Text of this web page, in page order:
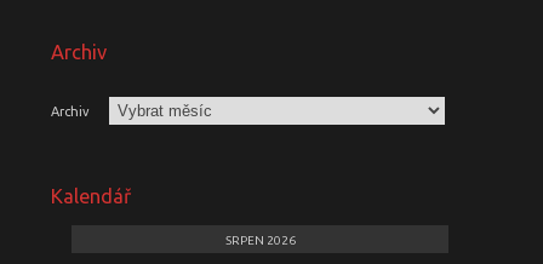
Archiv
Archiv
Kalendář
SRPEN 2026